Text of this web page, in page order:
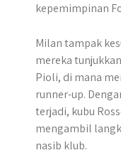
kepemimpinan
Milan tampak
mereka
Pioli, di mana
runner-up.
terjadi, kubu
mengambil
nasib klub.